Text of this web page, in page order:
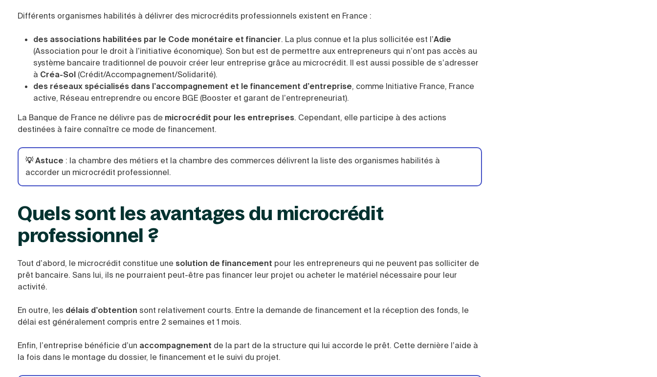
Différents organismes habilités à délivrer des microcrédits professionnels existent en France :
des associations habilitées par le Code monétaire et financier. La plus connue et la plus sollicitée est l’Adie
(Association pour le droit à l’initiative économique). Son but est de permettre aux entrepreneurs qui n’ont pas accès au
système bancaire traditionnel de pouvoir créer leur entreprise grâce au microcrédit. Il est aussi possible de s’adresser
à Créa-Sol (Crédit/Accompagnement/Solidarité).
des réseaux spécialisés dans l’accompagnement et le financement d’entreprise, comme Initiative France, France
active, Réseau entreprendre ou encore BGE (Booster et garant de l’entrepreneuriat).
La Banque de France ne délivre pas de microcrédit pour les entreprises. Cependant, elle participe à des actions
destinées à faire connaître ce mode de financement.
💡 Astuce : la chambre des métiers et la chambre des commerces délivrent la liste des organismes habilités à
accorder un microcrédit professionnel.
Quels sont les avantages du microcrédit
professionnel ?
Tout d’abord, le microcrédit constitue une solution de financement pour les entrepreneurs qui ne peuvent pas solliciter de
prêt bancaire. Sans lui, ils ne pourraient peut-être pas financer leur projet ou acheter le matériel nécessaire pour leur
activité.
En outre, les délais d’obtention sont relativement courts. Entre la demande de financement et la réception des fonds, le
délai est généralement compris entre 2 semaines et 1 mois.
Enfin, l’entreprise bénéficie d’un accompagnement de la part de la structure qui lui accorde le prêt. Cette dernière l’aide à
la fois dans le montage du dossier, le financement et le suivi du projet.